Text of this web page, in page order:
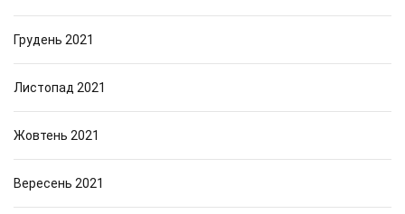
Грудень 2021
Листопад 2021
Жовтень 2021
Вересень 2021